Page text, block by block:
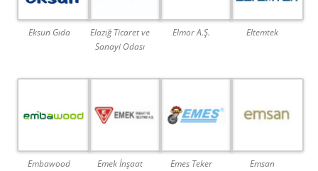
Eksun Gıda
Elazığ Ticaret ve
Sanayi Odası
Elmor A.Ş. Eltemtek
Embawood Emek İnşaat Emes Teker Emsan